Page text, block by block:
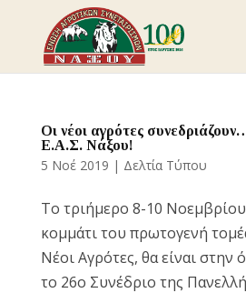
Επισημάνετε
zoom_out Σμίκρυνση
remove_circle_outline Μείωση γραμματοσειράς
add_circle_outline Αύξηση γραμματοσειράς
spellcheck Ευανάγνωστη
Οι νέοι αγρότες
Ε.Α.Σ. Νάξου!
5 Νοέ 2019 | Δελτία Τύπου
Το τριήμερο 8-10
κομμάτι του πρωτογενή
Νέοι Αγρότες, θα είναι στην
το 26ο Συνέδριο της